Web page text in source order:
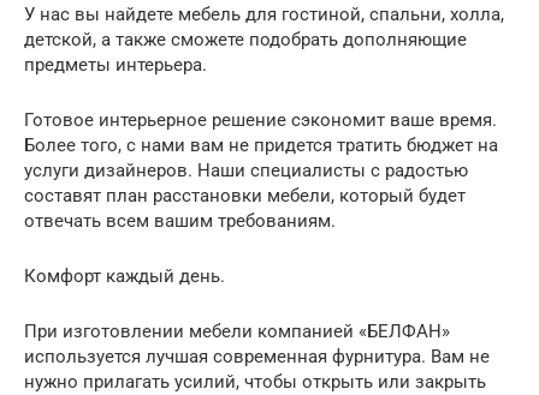
У нас вы найдете мебель для гостиной, спальни, холла,
детской, а также сможете подобрать дополняющие
предметы интерьера.
Готовое интерьерное решение сэкономит ваше время.
Более того, с нами вам не придется тратить бюджет на
услуги дизайнеров. Наши специалисты с радостью
составят план расстановки мебели, который будет
отвечать всем вашим требованиям.
Комфорт каждый день.
При изготовлении мебели компанией «БЕЛФАН»
используется лучшая современная фурнитура. Вам не
нужно прилагать усилий, чтобы открыть или закрыть